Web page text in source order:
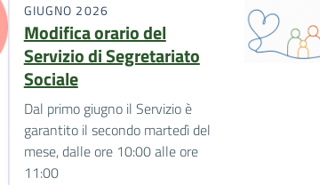
GIUGNO 2026
Modifica orario del
Servizio di Segretariato
Sociale
Dal primo giugno il Servizio è
garantito il secondo martedì del
mese, dalle ore 10:00 alle ore
11:00